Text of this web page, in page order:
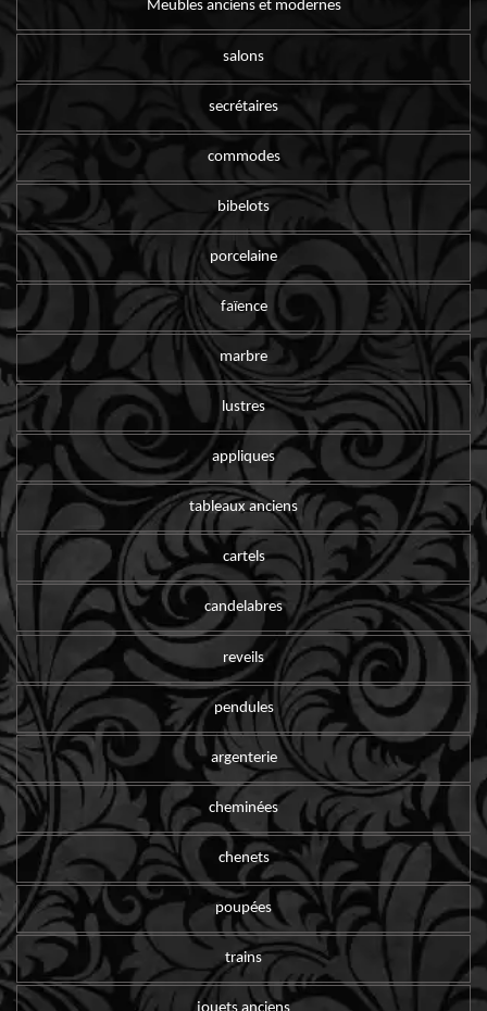
Meubles anciens et modernes
salons
secrétaires
commodes
bibelots
porcelaine
faïence
marbre
lustres
appliques
tableaux anciens
cartels
candelabres
reveils
pendules
argenterie
cheminées
chenets
poupées
trains